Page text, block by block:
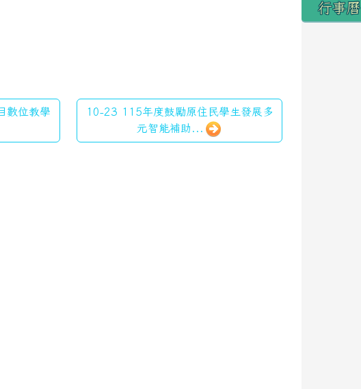
數位教學
10-23 115年度鼓勵原住民學生發展多
元智能補助...
行事曆